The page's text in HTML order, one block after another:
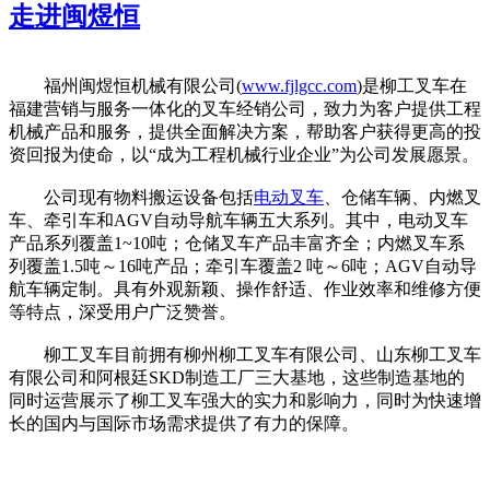
走进闽煜恒
福州闽煜恒机械有限公司(www.fjlgcc.com)是柳工叉车在
福建营销与服务一体化的叉车经销公司，致力为客户提供工程
机械产品和服务，提供全面解决方案，帮助客户获得更高的投
资回报为使命，以“成为工程机械行业企业”为公司发展愿景。
公司现有物料搬运设备包括电动叉车 、仓储车辆、内燃叉
车、牵引车和AGV自动导航车辆五大系列。其中，电动叉车
产品系列覆盖1~10吨；仓储叉车产品丰富齐全；内燃叉车系
列覆盖1.5吨～16吨产品；牵引车覆盖2 吨～6吨；AGV自动导
航车辆定制。具有外观新颖、操作舒适、作业效率和维修方便
等特点，深受用户广泛赞誉。
柳工叉车目前拥有柳州柳工叉车有限公司、山东柳工叉车
有限公司和阿根廷SKD制造工厂三大基地，这些制造基地的
同时运营展示了柳工叉车强大的实力和影响力，同时为快速增
长的国内与国际市场需求提供了有力的保障。